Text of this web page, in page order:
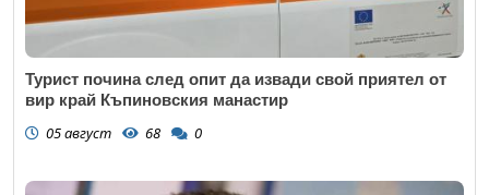
Турист почина след опит да извади свой приятел от
вир край Къпиновския манастир
05 август 68 0